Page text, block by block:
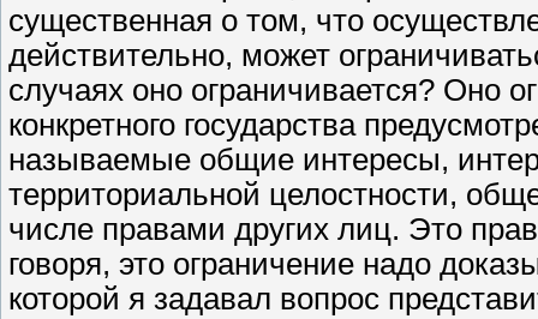
существенная о том, что
действительно, может
случаях оно ограничивается? Оно
конкретного государства
называемые общие интересы,
территориальной целостности,
числе правами других лиц. Это
говоря, это ограничение надо
которой я задавал вопрос